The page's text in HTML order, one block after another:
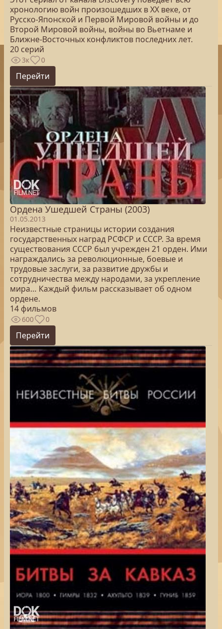
хронологию войн произошедших в XX веке, от
Русско-Японской и Первой Мировой войны и до
Второй Мировой войны, войны во Вьетнаме и
Ближне-Восточных конфликтов последних лет.
20 серий
3к 0
Перейти
Ордена Ушедшей Страны (2003)
01.05.2013
Неизвестные страницы истории создания
государственных наград РСФСР и СССР. За время
существования СССР был учрежден 21 орден. Ими
награждались за революционные, боевые и
трудовые заслуги, за развитие дружбы и
сотрудничества между народами, за укрепление
мира… Каждый фильм рассказывает об одном
ордене.
14 фильмов
600 0
Перейти